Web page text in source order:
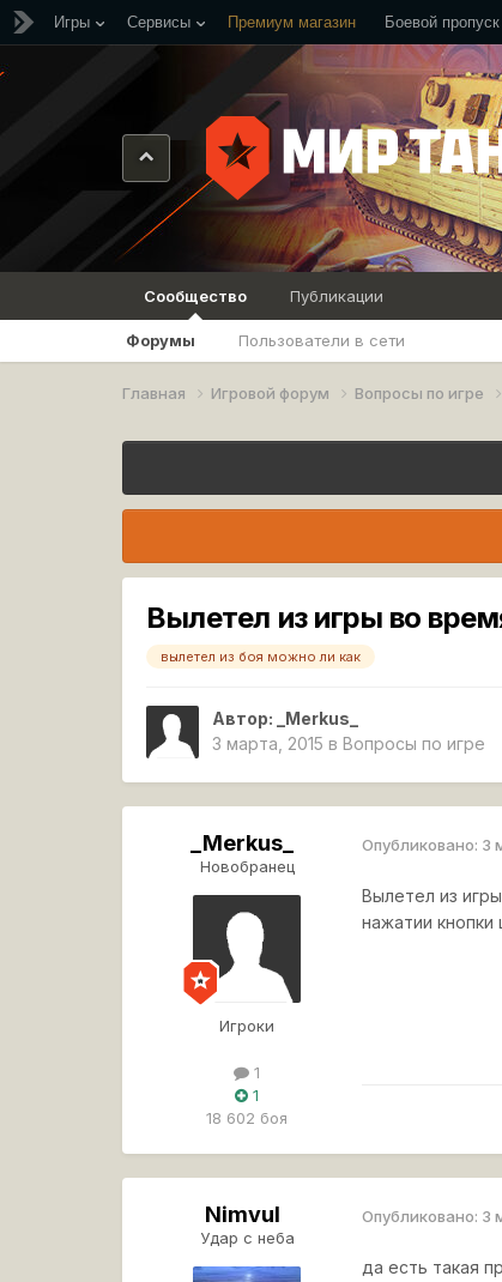
Игры Сервисы Премиум магазин Боевой пропуск
Сообщество
Форумы Пользователи в сети
Публикации
Главная Игровой форум Вопросы по игре
Вылетел из игры во
вылетел из боя можно ли как
Автор:
_Merkus_
3 марта, 2015 в Вопросы по игре
_Merkus_
Новобранец
Игроки
1
1
18 602 боя
Опубликовано: 3
Вылетел из
нажатии
Nimvul
Удар с неба
Опубликовано: 3
да есть такая